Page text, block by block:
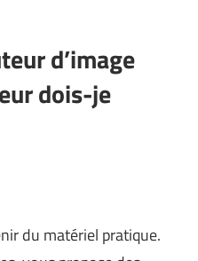
d’image
dois-je
du matériel pratique.